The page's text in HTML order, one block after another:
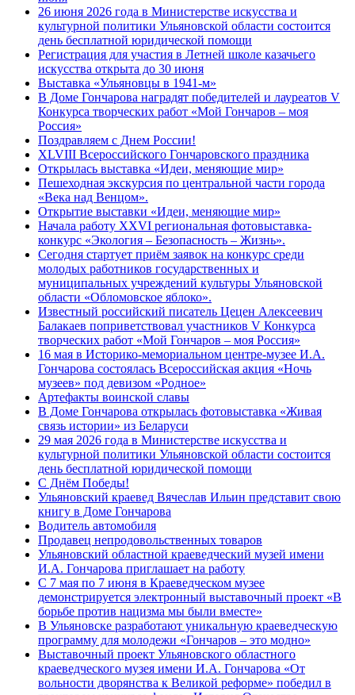
26 июня 2026 года в Министерстве искусства и
культурной политики Ульяновской области состоится
день бесплатной юридической помощи
Регистрация для участия в Летней школе казачьего
искусства открыта до 30 июня
Выставка «Ульяновцы в 1941-м»
В Доме Гончарова наградят победителей и лауреатов V
Конкурса творческих работ «Мой Гончаров – моя
Россия»
Поздравляем с Днем России!
XLVIII Всероссийского Гончаровского праздника
Открылась выставка «Идеи, меняющие мир»
Пешеходная экскурсия по центральной части города
«Века над Венцом».
Открытие выставки «Идеи, меняющие мир»
Начала работу XXVI региональная фотовыставка-
конкурс «Экология – Безопасность – Жизнь».
Сегодня стартует приём заявок на конкурс среди
молодых работников государственных и
муниципальных учреждений культуры Ульяновской
области «Обломовское яблоко».
Известный российский писатель Цецен Алексеевич
Балакаев поприветствовал участников V Конкурса
творческих работ «Мой Гончаров – моя Россия»
16 мая в Историко-мемориальном центре-музее И.А.
Гончарова состоялась Всероссийская акция «Ночь
музеев» под девизом «Родное»
Артефакты воинской славы
В Доме Гончарова открылась фотовыставка «Живая
связь истории» из Беларуси
29 мая 2026 года в Министерстве искусства и
культурной политики Ульяновской области состоится
день бесплатной юридической помощи
С Днём Победы!
Ульяновский краевед Вячеслав Ильин представит свою
книгу в Доме Гончарова
Водитель автомобиля
Продавец непродовольственных товаров
Ульяновский областной краеведческий музей имени
И.А. Гончарова приглашает на работу
С 7 мая по 7 июня в Краеведческом музее
демонстрируется электронный выставочный проект «В
борьбе против нацизма мы были вместе»
В Ульяновске разработают уникальную краеведческую
программу для молодежи «Гончаров – это модно»
Выставочный проект Ульяновского областного
краеведческого музея имени И.А. Гончарова «От
вольности дворянства к Великой реформе» победил в